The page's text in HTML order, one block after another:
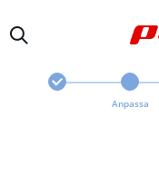
Anpassa